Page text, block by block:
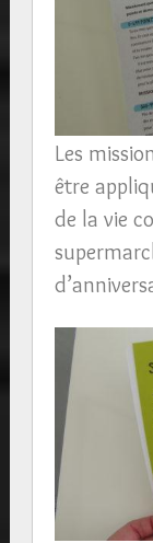
Les
être
de la vie